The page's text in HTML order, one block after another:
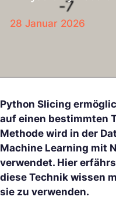
28 Januar 2026
Python Slicing
auf einen bestimmten
Methode wird in der
Machine Learning mit
verwendet. Hier
diese Technik wissen
sie zu verwenden.